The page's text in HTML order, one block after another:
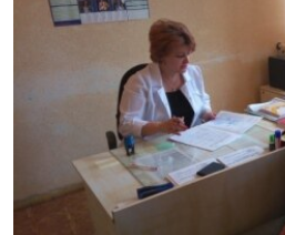
поискуСЕВЕР.РЕАЛИИ
СИБИРЬ.РЕАЛИИ
РАСПИСАНИЕ ВЕЩАНИЯ
ПОДПИШИТЕСЬ НА РАССЫЛКУ
СОЦИАЛЬНЫЕ СЕТИ